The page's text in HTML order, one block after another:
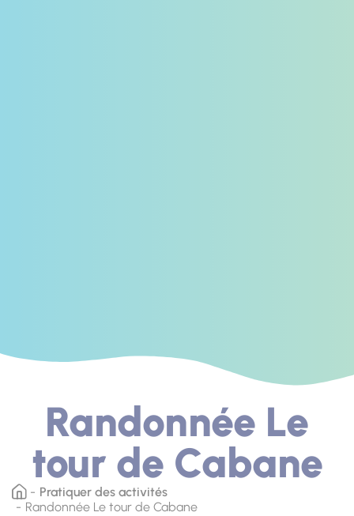
Randonnée Le
tour de Cabane
Pratiquer des activités
Randonnée Le tour de Cabane